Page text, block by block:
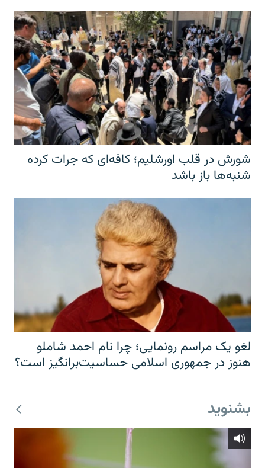
شورش در قلب اورشلیم؛ کافه‌ای که جرات کرده
شنبه‌ها باز باشد
لغو یک مراسم رونمایی؛ چرا نام احمد شاملو
هنوز در جمهوری اسلامی حساسیت‌برانگیز است؟
بشنوید